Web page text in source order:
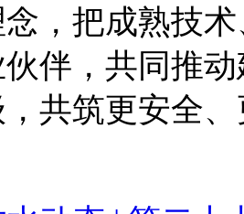
，把成熟技
伴， 共同推
共筑更安全